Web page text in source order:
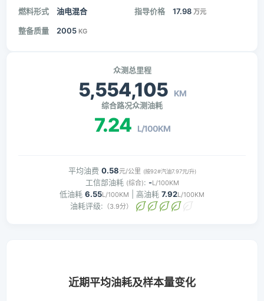
燃料形式 油电混合 指导价格 17.98 万元
整备质量 2005 KG
众测总里程
5,554,105 KM
综合路况众测油耗
7.24 L/100KM
平均油费 0.58元/公里 (按92#汽油7.97元/升)
工信部油耗 (综合): -L/100KM
低油耗 6.55L/100KM | 高油耗 7.92L/100KM
油耗评级: （3.9分）